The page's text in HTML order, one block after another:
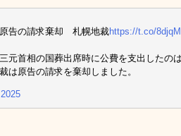
告の請求棄却 札幌地裁https://t.co/
元首相の国葬出席時に公費を支出したの
は原告の請求を棄却しました。